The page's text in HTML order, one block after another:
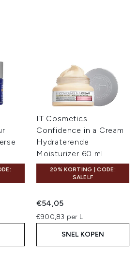
IT Cosmetics
Confidence in a Cream
Hydraterende
Moisturizer 60 ml
20% KORTING | CODE:
SALELF
€54,05
€900,83 per L
SNEL KOPEN